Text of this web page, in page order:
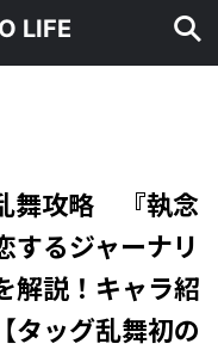
LIFE
舞攻略 『執念
するジャーナリ
解説！キャラ紹
タッグ乱舞初の